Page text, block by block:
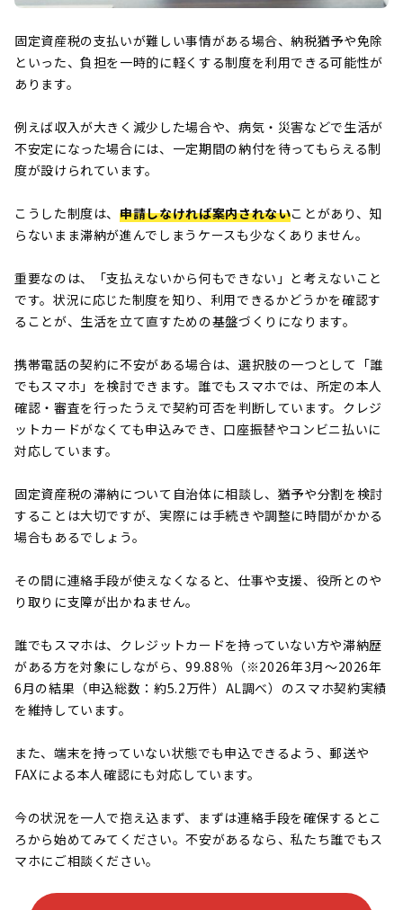
固定資産税の支払いが難しい事情がある場合、納税猶予や免除
といった、負担を一時的に軽くする制度を利用できる可能性が
あります。
例えば収入が大きく減少した場合や、病気・災害などで生活が
不安定になった場合には、一定期間の納付を待ってもらえる制
度が設けられています。
こうした制度は、申請しなければ案内されないことがあり、知
らないまま滞納が進んでしまうケースも少なくありません。
重要なのは、「支払えないから何もできない」と考えないこと
です。状況に応じた制度を知り、利用できるかどうかを確認す
ることが、生活を立て直すための基盤づくりになります。
携帯電話の契約に不安がある場合は、選択肢の一つとして「誰
でもスマホ」を検討できます。誰でもスマホでは、所定の本人
確認・審査を行ったうえで契約可否を判断しています。クレジ
ットカードがなくても申込みでき、口座振替やコンビニ払いに
対応しています。
固定資産税の滞納について自治体に相談し、猶予や分割を検討
することは大切ですが、実際には手続きや調整に時間がかかる
場合もあるでしょう。
その間に連絡手段が使えなくなると、仕事や支援、役所とのや
り取りに支障が出かねません。
誰でもスマホは、クレジットカードを持っていない方や滞納歴
がある方を対象にしながら、99.88％（※2026年3月～2026年
6月の結果（申込総数：約5.2万件）AL調べ）のスマホ契約実績
を維持しています。
また、端末を持っていない状態でも申込できるよう、郵送や
FAXによる本人確認にも対応しています。
今の状況を一人で抱え込まず、まずは連絡手段を確保するとこ
ろから始めてみてください。不安があるなら、私たち誰でもス
マホにご相談ください。